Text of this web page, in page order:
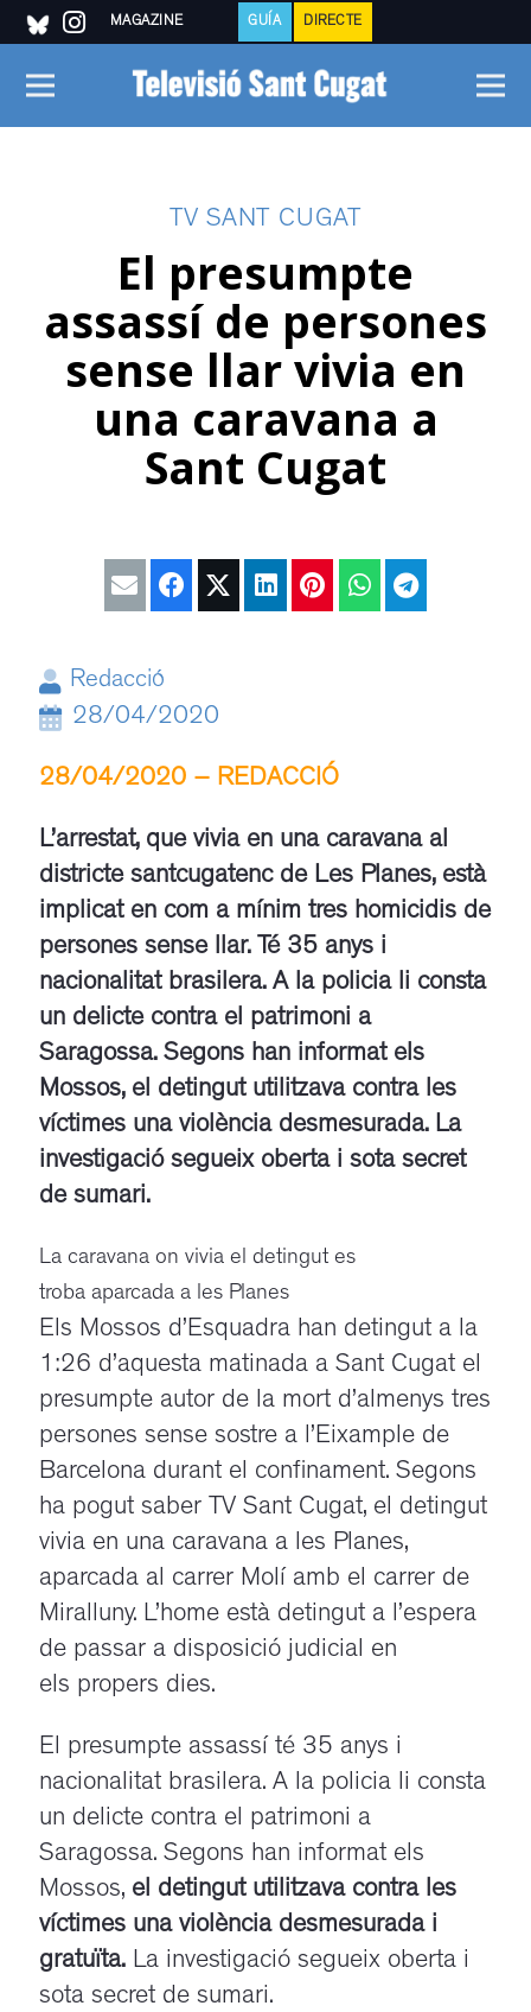
MAGAZINE GUÍA DIRECTE
TV SANT CUGAT
El presumpte
assassí de persones
sense llar vivia en
una caravana a
Sant Cugat
Redacció
28/04/2020
28/04/2020 – REDACCIÓ
L’arrestat, que vivia en una caravana al
districte santcugatenc de Les Planes, està
implicat en com a mínim tres homicidis de
persones sense llar. Té 35 anys i
nacionalitat brasilera. A la policia li consta
un delicte contra el patrimoni a
Saragossa. Segons han informat els
Mossos, el detingut utilitzava contra les
víctimes una violència desmesurada. La
investigació segueix oberta i sota secret
de sumari.
La caravana on vivia el detingut es
troba aparcada a les Planes
Els Mossos d’Esquadra han detingut a la
1:26 d’aquesta matinada a Sant Cugat el
presumpte autor de la mort d’almenys tres
persones sense sostre a l’Eixample de
Barcelona durant el confinament. Segons
ha pogut saber TV Sant Cugat, el detingut
vivia en una caravana a les Planes,
aparcada al carrer Molí amb el carrer de
Miralluny. L’home està detingut a l’espera
de passar a disposició judicial en
els propers dies.
El presumpte assassí té 35 anys i
nacionalitat brasilera. A la policia li consta
un delicte contra el patrimoni a
Saragossa. Segons han informat els
Mossos, el detingut utilitzava contra les
víctimes una violència desmesurada i
gratuïta. La investigació segueix oberta i
sota secret de sumari.